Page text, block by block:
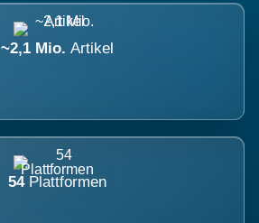
~2,1 Mio. Artikel
54 Plattformen